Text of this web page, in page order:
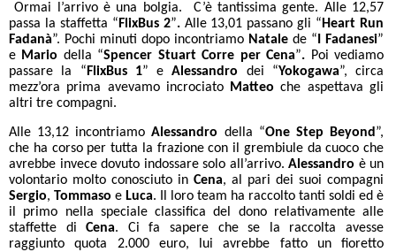
Ormai l’arrivo è una bolgia. C’è tantissima gente. Alle 12,57
passa la staffetta “ FlixBus 2”. Alle 13,01 passano gli “ Heart Run
Fadanà”. Pochi minuti dopo incontriamo Natale de “ I Fadanesi”
e Mario della “Spencer Stuart Corre per Cena”. Poi vediamo
passare la “ FlixBus 1” eAlessandro dei “Yokogawa”, circa
mezz’ora prima avevamo incrociato Matteo che aspettava gli
altri tre compagni.
Alle 13,12 incontriamoAlessandro della “One Step Beyond ”,
che ha corso per tutta la frazione con il grembiule da cuoco che
avrebbe invece dovuto indossare solo all’arrivo. Alessandro è un
volontario molto conosciuto in Cena, al pari dei suoi compagni
Sergio, Tommaso e Luca. Il loro team ha raccolto tanti soldi ed è
il primo nella speciale classifica del dono relativamente alle
staffette diCena. Ci fa sapere che se la raccolta avesse
raggiunto quota 2.000 euro, lui avrebbe fatto un fioretto